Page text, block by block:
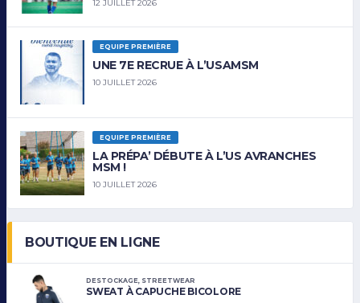
12 JUILLET 2026
EQUIPE PREMIÈRE
UNE 7E RECRUE À L’USAMSM
10 JUILLET 2026
EQUIPE PREMIÈRE
LA PRÉPA’ DÉBUTE À L’US AVRANCHES
MSM !
10 JUILLET 2026
BOUTIQUE EN LIGNE
DESTOCKAGE STREETWEAR
SWEAT À CAPUCHE BICOLORE